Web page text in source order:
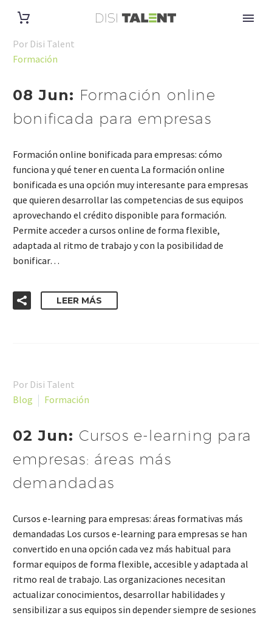
Por Disi Talent
Formación
08 Jun: Formación online
bonificada para empresas
Formación online bonificada para empresas: cómo
funciona y qué tener en cuenta La formación online
bonificada es una opción muy interesante para empresas
que quieren desarrollar las competencias de sus equipos
aprovechando el crédito disponible para formación.
Permite acceder a cursos online de forma flexible,
adaptada al ritmo de trabajo y con la posibilidad de
bonificar…
LEER MÁS
Por Disi Talent
Blog
Formación
02 Jun: Cursos e-learning para
empresas: áreas más
demandadas
Cursos e-learning para empresas: áreas formativas más
demandadas Los cursos e-learning para empresas se han
convertido en una opción cada vez más habitual para
formar equipos de forma flexible, accesible y adaptada al
ritmo real de trabajo. Las organizaciones necesitan
actualizar conocimientos, desarrollar habilidades y
sensibilizar a sus equipos sin depender siempre de sesiones